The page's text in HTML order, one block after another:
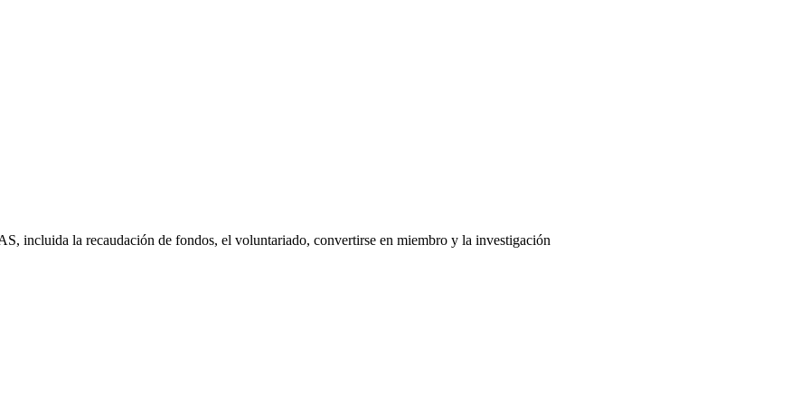
incluida la recaudación de fondos, el voluntariado, convertirse en miembro y la investigación